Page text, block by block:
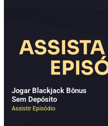
Jogar Blackjack Bônus
Sem Depósito
Assistir Episódio